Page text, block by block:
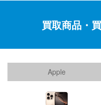
買取商品・
Apple